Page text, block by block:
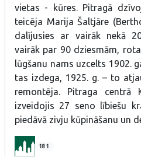
vietas - kūres. Pitragā
teicēja Marija Šaltjāre
dalījusies ar vairāk nekā
vairāk par 90 dziesmām,
lūgšanu nams uzcelts 1902.
tas izdega, 1925. g. – to
remontēja. Pitraga centrā
izveidojis 27 seno lībiešu
piedāvā zivju kūpināšanu un
181